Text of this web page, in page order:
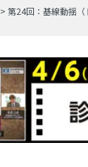
> 第24回：基線動揺